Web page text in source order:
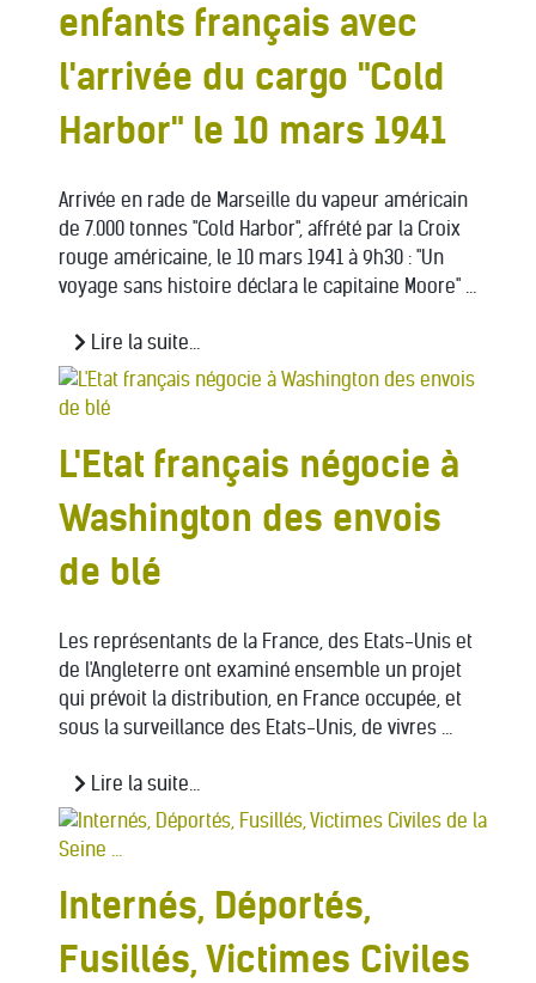
enfants français avec
l'arrivée du cargo "Cold
Harbor" le 10 mars 1941
Arrivée en rade de Marseille du vapeur américain
de 7.000 tonnes "Cold Harbor", affrété par la Croix
rouge américaine, le 10 mars 1941 à 9h30 : "Un
voyage sans histoire déclara le capitaine Moore" ...
Lire la suite...
L'Etat français négocie à
Washington des envois
de blé
Les représentants de la France, des Etats-Unis et
de l'Angleterre ont examiné ensemble un projet
qui prévoit la distribution, en France occupée, et
sous la surveillance des Etats-Unis, de vivres ...
Lire la suite...
Internés, Déportés,
Fusillés, Victimes Civiles